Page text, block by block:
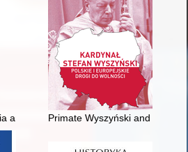
antropologiczne nad Żydami : Tarnów
Primate Wyszyński and the